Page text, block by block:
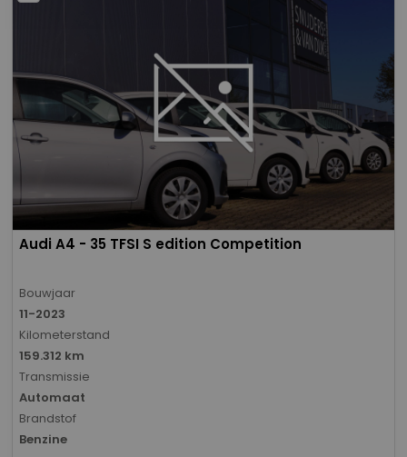
Audi A4 - 35 TFSI S edition Competition
Bouwjaar
11-2023
Kilometerstand
159.312 km
Transmissie
Automaat
Brandstof
Benzine